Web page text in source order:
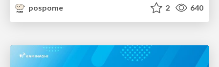
pospome
2 640